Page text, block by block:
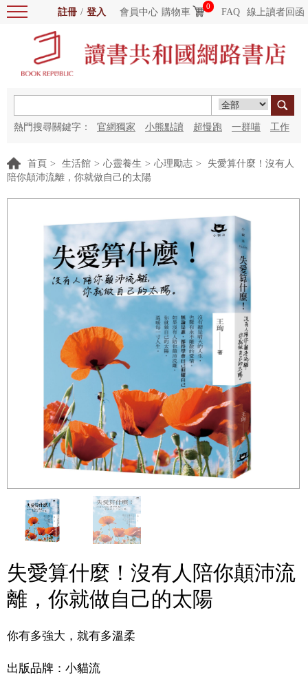
註冊 / 登入 會員中心 購物車
0
FAQ 線上讀者回函
熱門搜尋關鍵字： 官網獨家 小熊點讀 超慢跑 一群喵 工作
首頁 > 生活館 > 心靈養生 > 心理勵志 >
失愛算什麼！沒有人
陪你顛沛流離，你就做自己的太陽
失愛算什麼！沒有人陪你顛沛流
離，你就做自己的太陽
你有多強大，就有多溫柔
出版品牌：小貓流